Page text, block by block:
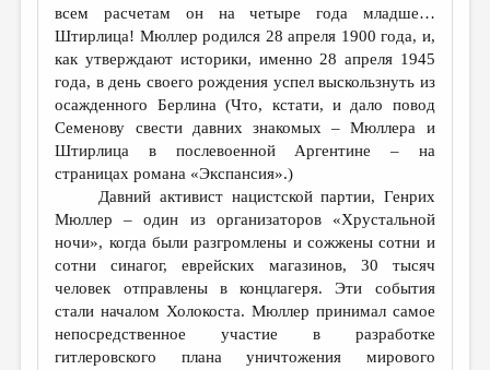
всем расчетам он на четыре года младше…
Штирлица! Мюллер родился 28 апреля 1900 года, и,
как утверждают историки, именно 28 апреля 1945
года, в день своего рождения успел выскользнуть из
осажденного Берлина (Что, кстати, и дало повод
Семенову свести давних знакомых – Мюллера и
Штирлица в послевоенной Аргентине – на
страницах романа «Экспансия».)
Давний активист нацистской партии, Генрих
Мюллер – один из организаторов «Хрустальной
ночи», когда были разгромлены и сожжены сотни и
сотни синагог, еврейских магазинов, 30 тысяч
человек отправлены в концлагеря. Эти события
стали началом Холокоста. Мюллер принимал самое
непосредственное участие в разработке
гитлеровского плана уничтожения мирового